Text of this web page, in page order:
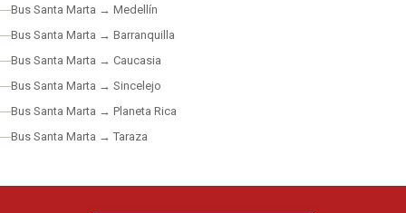
Bus Santa Marta → Medellín
Bus Santa Marta → Barranquilla
Bus Santa Marta → Caucasia
Bus Santa Marta → Sincelejo
Bus Santa Marta → Planeta Rica
Bus Santa Marta → Taraza